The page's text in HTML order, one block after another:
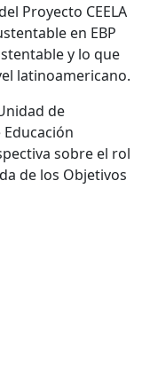
Proyecto CEELA
en EBP
y lo que
latinoamericano.
de
sobre el rol
de los Objetivos